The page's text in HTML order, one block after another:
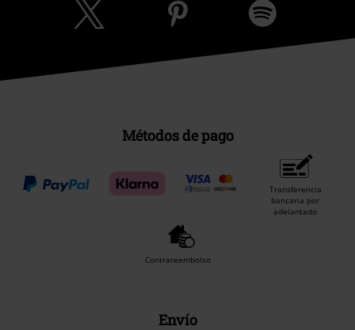
Métodos de pago
Transferencia
bancaria por
adelantado
Contrareembolso
Envío